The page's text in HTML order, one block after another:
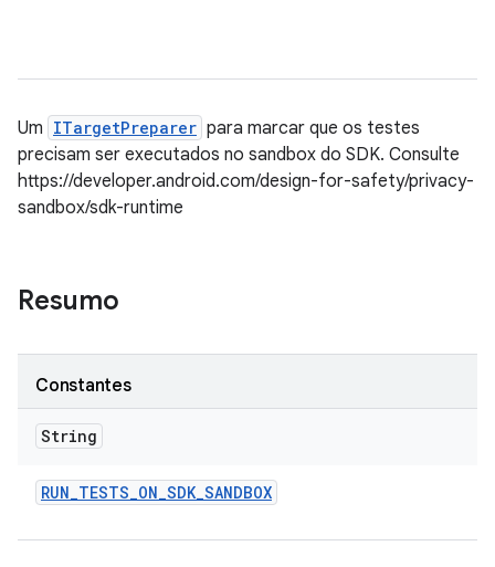
Um ITargetPreparer para marcar que os testes
precisam ser executados no sandbox do SDK. Consulte
https://developer.android.com/design-for-safety/privacy-
sandbox/sdk-runtime
Resumo
Constantes
String
RUN_TESTS_ON_SDK_SANDBOX